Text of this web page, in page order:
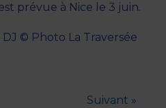
prévue à Nice le 3 juin.
© Photo La Traversée
Suivant »